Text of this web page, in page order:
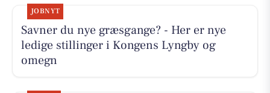
JOBNYT
Savner du nye græsgange? - Her er nye
ledige stillinger i Kongens Lyngby og
omegn